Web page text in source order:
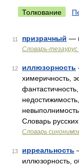
Толкование
11 призрачный —
Словарь-тезаурус
12 иллюзорность
химеричность,
Словарь
Словарь
13 ирреальность
иллюзорность,